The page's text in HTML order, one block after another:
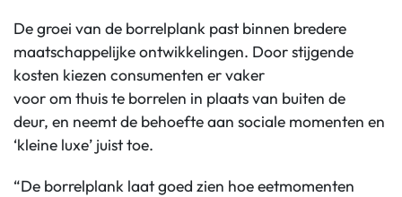
De groei van de borrelplank past binnen bredere
maatschappelijke ontwikkelingen. Door stijgende
kosten kiezen consumenten ervaker
voorom thuiste borrelen in plaats van buiten de
deur, en neemtde behoefte aan sociale momenten en
‘kleine luxe’ juisttoe.
“De borrelplank laat goed zien hoe eetmomenten